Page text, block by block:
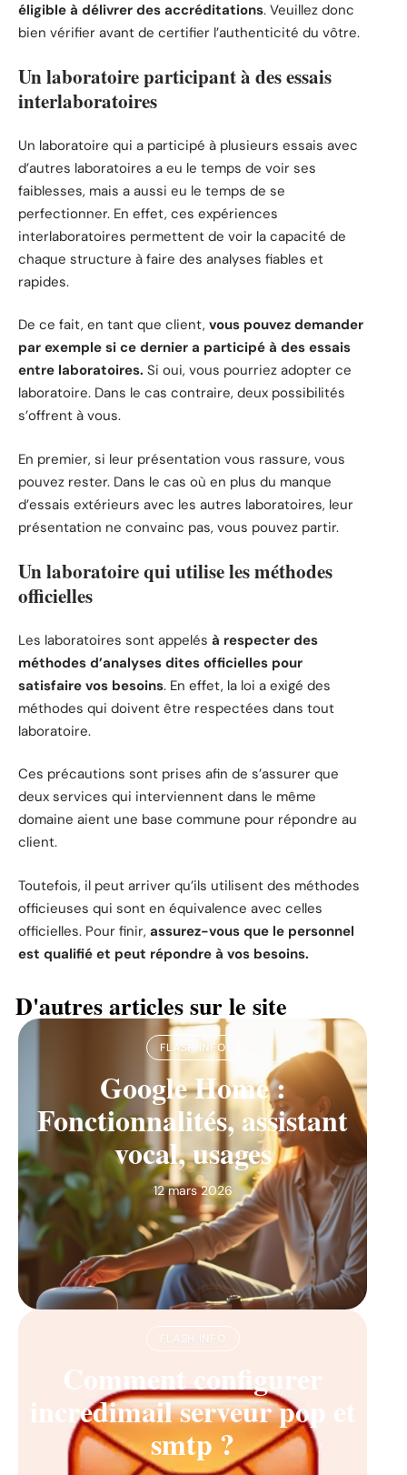
éligible à délivrer des accréditations. Veuillez donc
bien vérifier avant de certifier l’authenticité du vôtre.
Un laboratoire participant à des essais
interlaboratoires
Un laboratoire qui a participé à plusieurs essais avec
d’autres laboratoires a eu le temps de voir ses
faiblesses, mais a aussi eu le temps de se
perfectionner. En effet, ces expériences
interlaboratoires permettent de voir la capacité de
chaque structure à faire des analyses fiables et
rapides.
De ce fait, en tant que client, vous pouvez demander
par exemple si ce dernier a participé à des essais
entre laboratoires. Si oui, vous pourriez adopter ce
laboratoire. Dans le cas contraire, deux possibilités
s’offrent à vous.
En premier, si leur présentation vous rassure, vous
pouvez rester. Dans le cas où en plus du manque
d’essais extérieurs avec les autres laboratoires, leur
présentation ne convainc pas, vous pouvez partir.
Un laboratoire qui utilise les méthodes
officielles
Les laboratoires sont appelés à respecter des
méthodes d’analyses dites officielles pour
satisfaire vos besoins. En effet, la loi a exigé des
méthodes qui doivent être respectées dans tout
laboratoire.
Ces précautions sont prises afin de s’assurer que
deux services qui interviennent dans le même
domaine aient une base commune pour répondre au
client.
Toutefois, il peut arriver qu’ils utilisent des méthodes
officieuses qui sont en équivalence avec celles
officielles. Pour finir, assurez-vous que le personnel
est qualifié et peut répondre à vos besoins.
D'autres articles sur le site
FLASH INFO
Google Home :
Fonctionnalités, assistant
vocal, usages
12 mars 2026
FLASH INFO
Comment configurer
incredimail serveur pop et
smtp ?